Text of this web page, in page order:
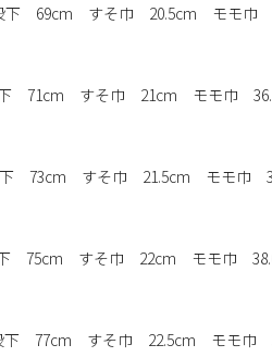
69cm すそ巾 20.5cm モモ巾
71cm すそ巾 21cm モモ巾
73cm すそ巾 21.5cm モモ巾
75cm すそ巾 22cm モモ巾
77cm すそ巾 22.5cm モモ巾